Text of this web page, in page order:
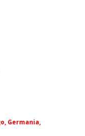
Germania,